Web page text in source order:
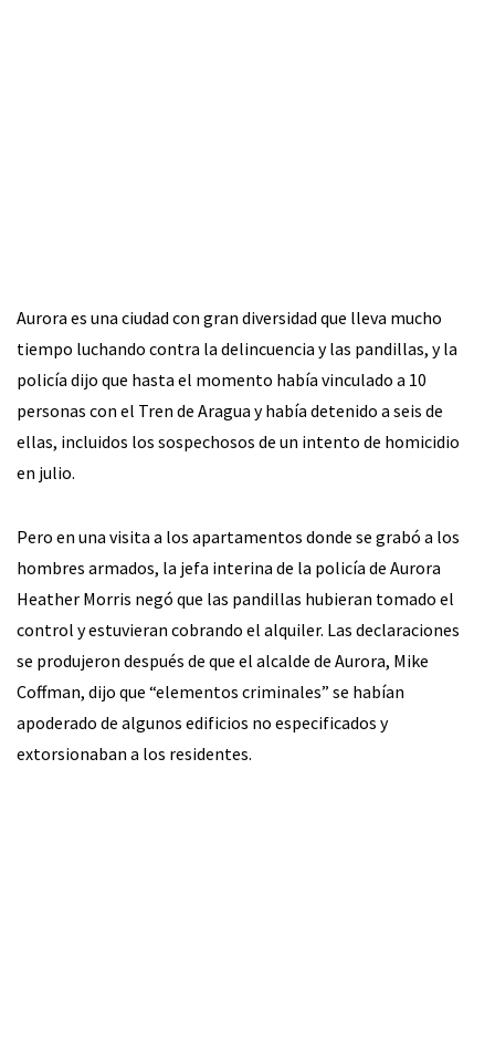
Aurora es una ciudad con gran diversidad que lleva mucho
tiempo luchando contra la delincuencia y las pandillas, y la
policía dijo que hasta el momento había vinculado a 10
personas con el Tren de Aragua y había detenido a seis de
ellas, incluidos los sospechosos de un intento de homicidio
en julio.
Pero en una visita a los apartamentos donde se grabó a los
hombres armados, la jefa interina de la policía de Aurora
Heather Morris negó que las pandillas hubieran tomado el
control y estuvieran cobrando el alquiler. Las declaraciones
se produjeron después de que el alcalde de Aurora, Mike
Coffman, dijo que “elementos criminales” se habían
apoderado de algunos edificios no especificados y
extorsionaban a los residentes.